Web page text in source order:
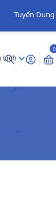
Tuyển Dụng
Lịch
0